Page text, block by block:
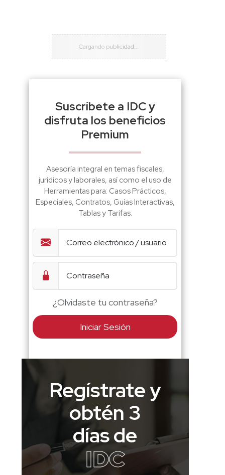
Suscríbete a IDC y
disfruta los beneficios
Premium
Asesoría integral en temas fiscales,
jurídicos y laborales, así como el uso de
Herramientas para: Casos Prácticos,
Especiales, Contratos, Guías Interactivas,
Tablas y Tarifas.
¿Olvidaste tu contraseña?
Iniciar Sesión
Regístrate y
obtén 3
días de
IDC